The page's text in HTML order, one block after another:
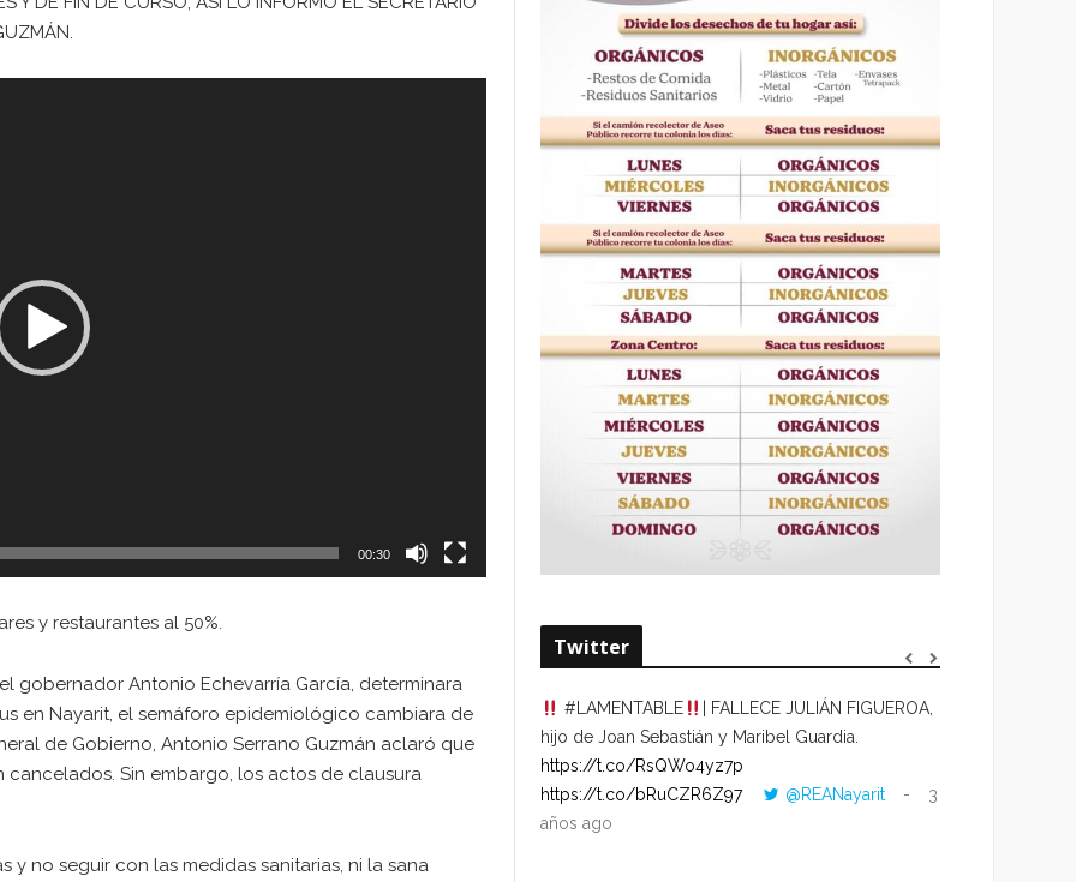
00:30
y restaurantes al 50%.
gobernador Antonio Echevarría García, determinara
en Nayarit, el semáforo epidemiológico cambiara de
de Gobierno, Antonio Serrano Guzmán aclaró que
Sin embargo, los actos de clausura
y no seguir con las medidas sanitarias, ni la sana
Twitter
#LAMENTABLE
| FALLECE JULIÁN FIGUEROA,
hijo de Joan Sebastián y Maribel Guardia.
https://t.co/RsQWo4yz7p
https://t.co/bRuCZR6Z97
@REANayarit
3
años ago